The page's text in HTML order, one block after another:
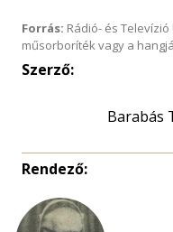
Forrás: Rádió- és
műsorboríték vagy a
Szerző:
Barabás
Rendező: